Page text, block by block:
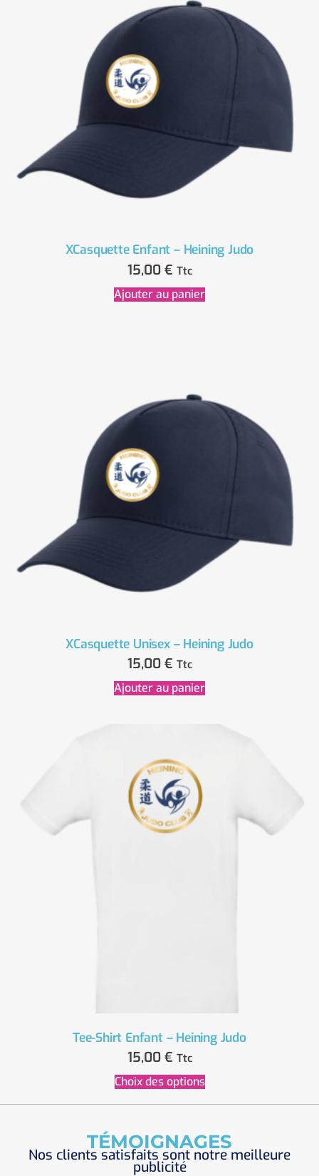
XCasquette Enfant – Heining Judo
15,00 € Ttc
Ajouter au panier
XCasquette Unisex – Heining Judo
15,00 € Ttc
Ajouter au panier
Tee-Shirt Enfant – Heining Judo
15,00 € Ttc
Choix des options
TÉMOIGNAGES
Nos clients satisfaits sont notre meilleure
publicité